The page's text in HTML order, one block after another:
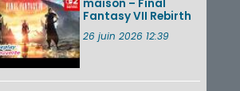
Nintendo Music :
des musiques de
cinq jeux Virtual Boy
et de nouveaux
maison – Final
Fantasy VII Rebirth
26 juin 2026 12:39